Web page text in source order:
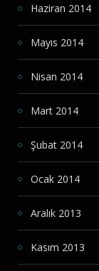
Haziran 2014
Mayıs 2014
Nisan 2014
Mart 2014
Şubat 2014
Ocak 2014
Aralık 2013
Kasım 2013